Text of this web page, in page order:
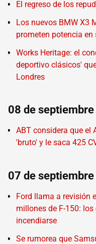
El regreso de los
Los nuevos BMW X3
prometen potencia
Works Heritage: el
deportivo clásicos'
Londres
08 de
ABT considera que el
'bruto' y le saca 425
07 de
Ford llama a revisión
millones de F-150:
incendiarse
Se rumorea que